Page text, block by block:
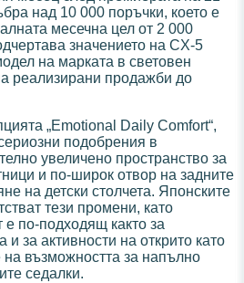
над 10 000 поръчки, което е
месечна цел от 2 000
значението на CX-5
на марката в световен
реализирани продажби до
„Emotional Daily Comfort“,
подобрения в
увеличено пространство за
и по-широк отвор на задните
на детски столчета. Японските
тези промени, като
е по-подходящ както за
и за активности на открито като
на възможността за напълно
седалки.